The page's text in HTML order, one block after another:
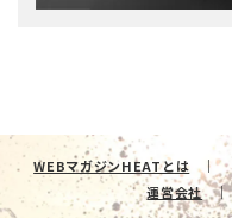
WEBマガジンHEATとは
運営会社